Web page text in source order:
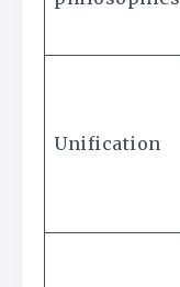
Unification